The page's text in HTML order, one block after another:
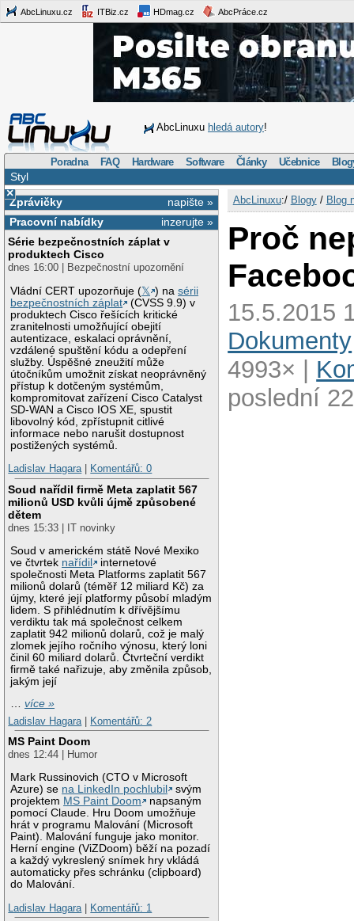
AbcLinuxu.cz ITBiz.cz HDmag.cz AbcPráce.cz
AbcLinuxu hledá autory!
Poradna FAQ Hardware Software Články Učebnice
Styl
×
napište »
Zprávičky
inzerujte »
Pracovní nabídky
Série bezpečnostních záplat v
produktech Cisco
dnes 16:00 | Bezpečnostní upozornění
Vládní CERT upozorňuje (𝕏 ) nasérii
bezpečnostních záplat
(CVSS 9.9) v
produktech Cisco řešících kritické
zranitelnosti umožňující obejití
autentizace, eskalaci oprávnění,
vzdálené spuštění kódu a odepření
služby. Úspěšné zneužití může
útočníkům umožnit získat neoprávněný
přístup k dotčeným systémům,
kompromitovat zařízení Cisco Catalyst
SD-WAN a Cisco IOS XE, spustit
libovolný kód, zpřístupnit citlivé
informace nebo narušit dostupnost
postižených systémů.
Ladislav Hagara| Komentářů: 0
Soud nařídil firmě Meta zaplatit 567
milionů USD kvůli újmě způsobené
dětem
dnes 15:33 | IT novinky
Soud v americkém státě Nové Mexiko
ve čtvrtek nařídil
internetové
společnosti Meta Platforms zaplatit 567
milionů dolarů (téměř 12 miliard Kč) za
újmy, které její platformy působí mladým
lidem. S přihlédnutím k dřívějšímu
verdiktu tak má společnost celkem
zaplatit 942 milionů dolarů, což je malý
zlomek jejího ročního výnosu, který loni
činil 60 miliard dolarů. Čtvrteční verdikt
firmě také nařizuje, aby změnila způsob,
jakým její
…více »
Ladislav Hagara
Komentářů: 2
MS Paint Doom
dnes 12:44 | Humor
Mark Russinovich (CTO v Microsoft
Azure) se na LinkedIn pochlubil
svým
projektem MS Paint Doom
napsaným
pomocí Claude. Hru Doom umožňuje
hrát v programu Malování (Microsoft
Paint). Malování funguje jako monitor.
Herní engine (ViZDoom) běží na pozadí
a každý vykreslený snímek hry vkládá
automaticky přes schránku (clipboard)
do Malování.
Ladislav Hagara
Komentářů: 1
AbcLinuxu:/ Blogy/ Blog
Proč
15.5.2015
Dokumenty
4993× |
poslední